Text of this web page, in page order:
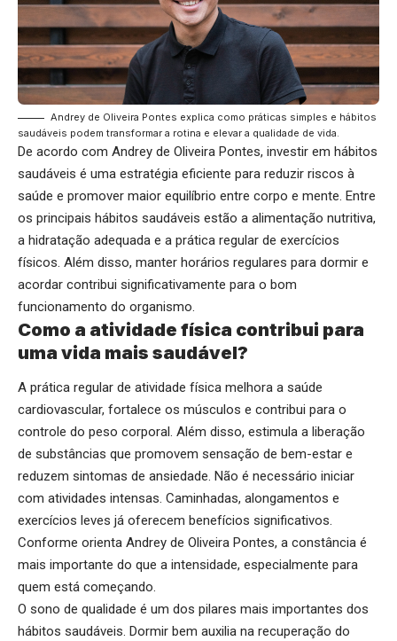
Andrey de Oliveira Pontes explica como práticas simples e hábitos
saudáveis podem transformar a rotina e elevar a qualidade de vida.
De acordo com Andrey de Oliveira Pontes, investir em hábitos
saudáveis é uma estratégia eficiente para reduzir riscos à
saúde e promover maior equilíbrio entre corpo e mente. Entre
os principais hábitos saudáveis estão a alimentação nutritiva,
a hidratação adequada e a prática regular de exercícios
físicos. Além disso, manter horários regulares para dormir e
acordar contribui significativamente para o bom
funcionamento do organismo.
Como a atividade física contribui para
uma vida mais saudável?
A prática regular de atividade física melhora a saúde
cardiovascular, fortalece os músculos e contribui para o
controle do peso corporal. Além disso, estimula a liberação
de substâncias que promovem sensação de bem-estar e
reduzem sintomas de ansiedade. Não é necessário iniciar
com atividades intensas. Caminhadas, alongamentos e
exercícios leves já oferecem benefícios significativos.
Conforme orienta Andrey de Oliveira Pontes, a constância é
mais importante do que a intensidade, especialmente para
quem está começando.
O sono de qualidade é um dos pilares mais importantes dos
hábitos saudáveis. Dormir bem auxilia na recuperação do